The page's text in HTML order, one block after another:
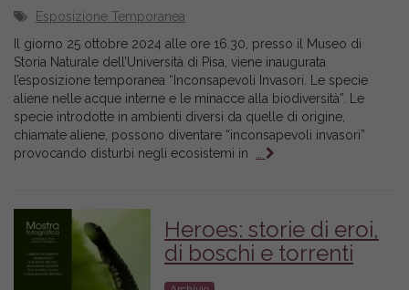
Esposizione Temporanea
Il giorno 25 ottobre 2024 alle ore 16.30, presso il Museo di
Storia Naturale dell’Università di Pisa, viene inaugurata
l’esposizione temporanea “Inconsapevoli Invasori. Le specie
aliene nelle acque interne e le minacce alla biodiversità”. Le
specie introdotte in ambienti diversi da quelle di origine,
chiamate aliene, possono diventare “inconsapevoli invasori”
provocando disturbi negli ecosistemi in
Heroes: storie di eroi,
di boschi e torrenti